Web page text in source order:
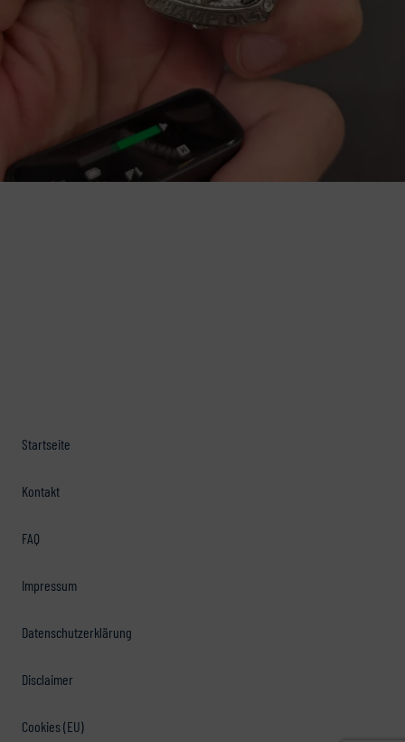
Startseite
Kontakt
FAQ
Impressum
Datenschutzerklärung
Disclaimer
Cookies (EU)